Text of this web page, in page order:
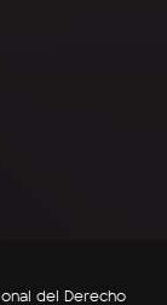
del Derecho